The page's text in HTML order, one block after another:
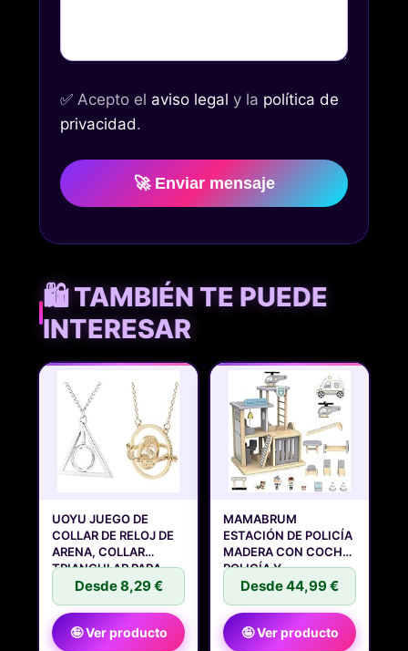
✅ Acepto el aviso legal y la política de
privacidad.
🚀 Enviar mensaje
🛍️ TAMBIÉN TE PUEDE
INTERESAR
UOYU JUEGO DE
COLLAR DE RELOJ DE
ARENA, COLLAR
TRIANGULAR PARA
Desde 8,29 €
🤪 Ver producto
MAMABRUM
ESTACIÓN DE POLICÍA
MADERA CON COCHE
POLICÍA Y
Desde 44,99 €
🤪 Ver producto